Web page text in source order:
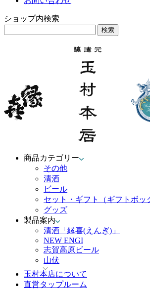
ショップ内検索
商品カテゴリー
その他
清酒
ビール
セット・ギフト（ギフトボッ
グッズ
製品案内
清酒「縁喜(えんぎ)」
NEW ENGI
志賀高原ビール
山伏
玉村本店について
直営タップルーム